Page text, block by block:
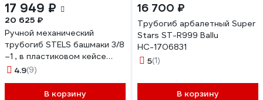
17 949 ₽
20 625 ₽
Ручной механический
трубогиб STELS башмаки 3/8
–1 , в пластиковом кейсе
18112
4.9(9)
В корзину
16 700 ₽
Трубогиб арбалетный Super
Stars ST-R999 Ballu
НС-1706831
5(1)
В корзину